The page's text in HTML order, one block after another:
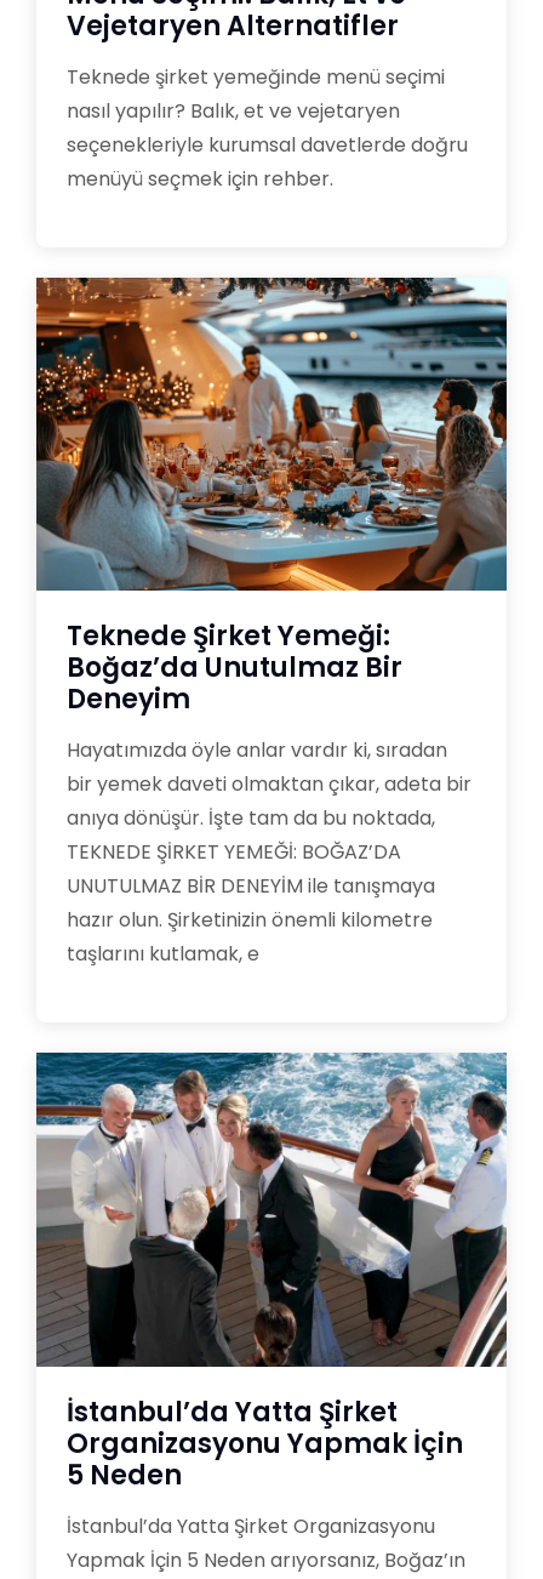
Vejetaryen Alternatifler
Teknede şirket yemeğinde menü seçimi
nasıl yapılır? Balık, et ve vejetaryen
seçenekleriyle kurumsal davetlerde doğru
menüyü seçmek için rehber.
Teknede Şirket Yemeği:
Boğaz’da Unutulmaz Bir
Deneyim
Hayatımızda öyle anlar vardır ki, sıradan
bir yemek daveti olmaktan çıkar, adeta bir
anıya dönüşür. İşte tam da bu noktada,
TEKNEDE ŞİRKET YEMEĞİ: BOĞAZ’DA
UNUTULMAZ BİR DENEYİM ile tanışmaya
hazır olun. Şirketinizin önemli kilometre
taşlarını kutlamak, e
İstanbul’da Yatta Şirket
Organizasyonu Yapmak İçin
5 Neden
İstanbul’da Yatta Şirket Organizasyonu
Yapmak İçin 5 Neden arıyorsanız, Boğaz’ın